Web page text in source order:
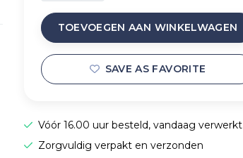
TOEVOEGEN AAN WINKELWAGEN
SAVE AS FAVORITE
Vóór 16.00 uur besteld, vandaag verwerkt
Zorgvuldig verpakt en verzonden